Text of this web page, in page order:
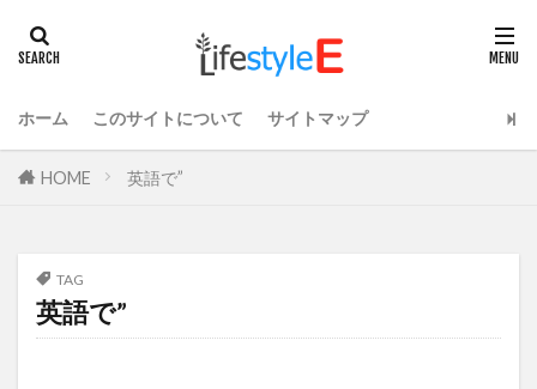
ホーム このサイトについて サイトマップ
HOME 英語で”
TAG
英語で”